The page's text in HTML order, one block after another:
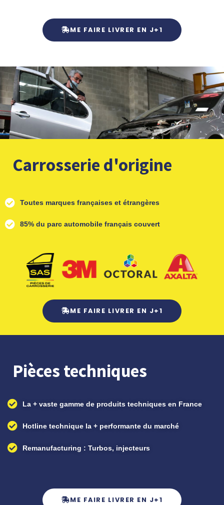
ME FAIRE LIVRER EN J+1
Carrosserie d'origine
Toutes marques françaises et étrangères
85% du parc automobile français couvert
ME FAIRE LIVRER EN J+1
Pièces techniques
La + vaste gamme de produits techniques en France
Hotline technique la + performante du marché
Remanufacturing : Turbos, injecteurs
ME FAIRE LIVRER EN J+1